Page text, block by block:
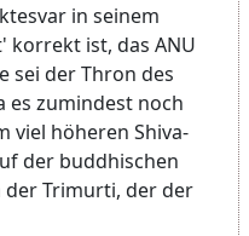
in seinem
korrekt ist, das ANU
sei der Thron des
es zumindest noch
viel höheren Shiva-
der buddhischen
der Trimurti, der der